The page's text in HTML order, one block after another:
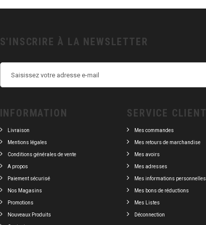
S'INSCRIRE À LA NEWSLETTER
INFORMATION
Livraison
Mentions légales
Conditions générales de vente
A propos
Paiement sécurisé
Nos Magasins
Promotions
Nouveaux Produits
SERVICE CLIENT
Mes commandes
Mes retours de marchandise
Mes avoirs
Mes adresses
Mes informations personnelles
Mes bons de réductions
Mes Listes
Déconnection